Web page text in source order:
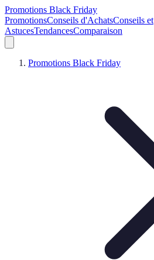
Promotions Black Friday
PromotionsConseils d'AchatsConseils et
AstucesTendancesComparaison
Promotions Black Friday